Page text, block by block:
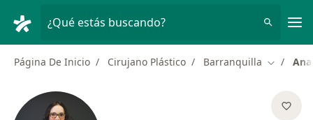
¿Qué estás buscando?
Página De Inicio Cirujano Plástico Barranquilla Cambiar